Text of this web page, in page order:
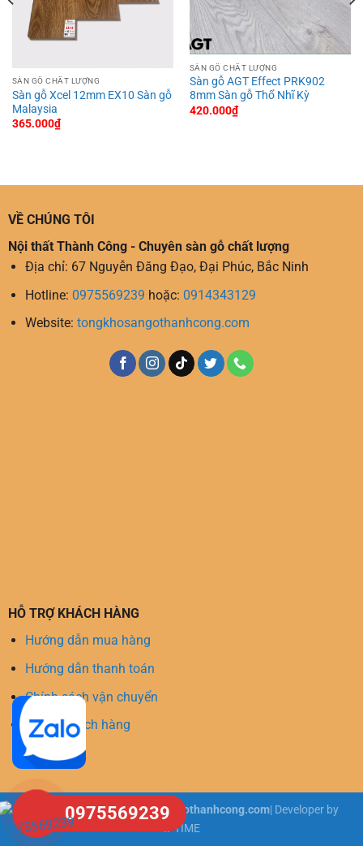
SÀN GỖ CHẤT LƯỢNG
Sàn gỗ Xcel 12mm EX10 Sàn gỗ
Malaysia
365.000₫
SÀN GỖ CHẤT LƯỢNG
Sàn gỗ AGT Effect PRK902
8mm Sàn gỗ Thổ Nhĩ Kỳ
420.000₫
VỀ CHÚNG TÔI
Nội thất Thành Công - Chuyên sàn gỗ chất lượng
Địa chỉ: 67 Nguyễn Đăng Đạo, Đại Phúc, Bắc Ninh
Hotline: 0975569239 hoặc: 0914343129
Website: tongkhosangothanhcong.com
HỖ TRỢ KHÁCH HÀNG
Hướng dẫn mua hàng
Hướng dẫn thanh toán
Chính sách vận chuyển
Hỗ trợ khách hàng
Copyright 2026 ©tongkhosangothanhcong.com| Developer by
IPTIME
0975569239